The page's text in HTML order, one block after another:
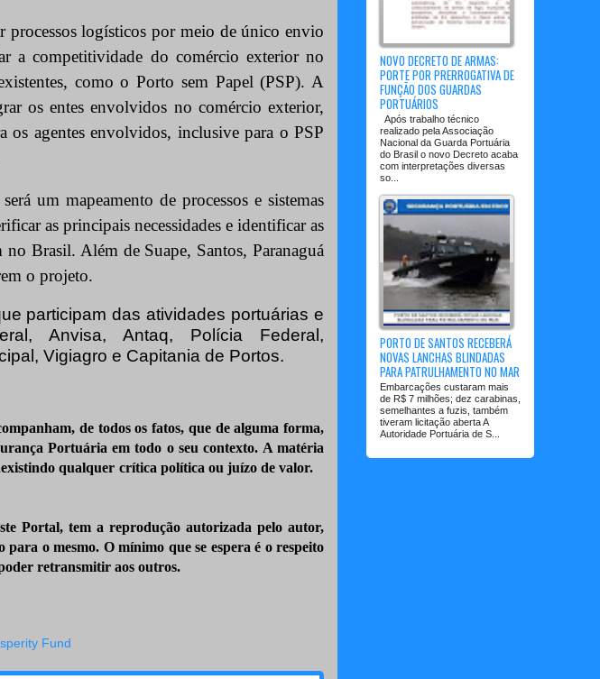
processos logísticos por meio de único envio
a competitividade do comércio exterior no
como o Porto sem Papel (PSP). A
os entes envolvidos no comércio exterior,
os agentes envolvidos, inclusive para o PSP
um mapeamento de processos e sistemas
as principais necessidades e identificar as
Brasil. Além de Suape, Santos, Paranaguá
o projeto.
participam das atividades portuárias e
Anvisa, Antaq, Polícia Federal,
Vigiagro e Capitania de Portos.
de todos os fatos, que de alguma forma,
Portuária em todo o seu contexto. A matéria
qualquer crítica política ou juízo de valor.
Portal, tem a reprodução autorizada pelo autor,
o mesmo. O mínimo que se espera é o respeito
retransmitir aos outros.
Fund
NOVO DECRETO DE ARMAS:
PORTE POR PRERROGATIVA DE
FUNÇÃO DOS GUARDAS
PORTUÁRIOS
Após trabalho técnico
realizado pela Associação
Nacional da Guarda Portuária
do Brasil o novo Decreto acaba
com interpretações diversas
so...
PORTO DE SANTOS RECEBERÁ
NOVAS LANCHAS BLINDADAS
PARA PATRULHAMENTO NO MAR
Embarcações custaram mais
de R$ 7 milhões; dez carabinas,
semelhantes a fuzis, também
tiveram licitação aberta A
Autoridade Portuária de S...